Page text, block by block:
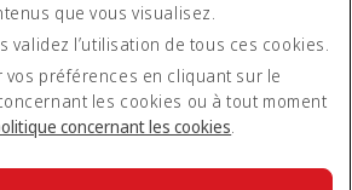
de cookies
que vous visualisez.
validez l’utilisation de tous ces cookies.
vos préférences en cliquant sur le
les cookies ou à tout moment
concernant les cookies.